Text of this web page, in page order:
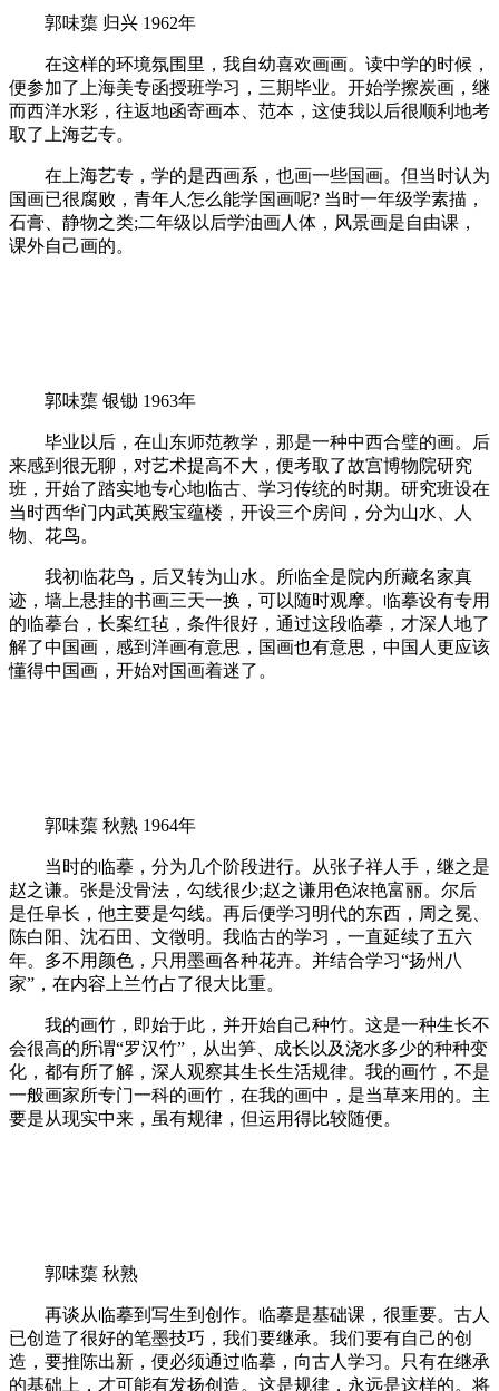
郭味蕖 归兴 1962年
在这样的环境氛围里，我自幼喜欢画画。读中学的时候，
便参加了上海美专函授班学习，三期毕业。开始学擦炭画，继
而西洋水彩，往返地函寄画本、范本，这使我以后很顺利地考
取了上海艺专。
在上海艺专，学的是西画系，也画一些国画。但当时认为
国画已很腐败，青年人怎么能学国画呢? 当时一年级学素描，
石膏、静物之类;二年级以后学油画人体，风景画是自由课，
课外自己画的。
郭味蕖 银锄 1963年
毕业以后，在山东师范教学，那是一种中西合璧的画。后
来感到很无聊，对艺术提高不大，便考取了故宫博物院研究
班，开始了踏实地专心地临古、学习传统的时期。研究班设在
当时西华门内武英殿宝蕴楼，开设三个房间，分为山水、人
物、花鸟。
我初临花鸟，后又转为山水。所临全是院内所藏名家真
迹，墙上悬挂的书画三天一换，可以随时观摩。临摹设有专用
的临摹台，长案红毡，条件很好，通过这段临摹，才深人地了
解了中国画，感到洋画有意思，国画也有意思，中国人更应该
懂得中国画，开始对国画着迷了。
郭味蕖 秋熟 1964年
当时的临摹，分为几个阶段进行。从张子祥人手，继之是
赵之谦。张是没骨法，勾线很少;赵之谦用色浓艳富丽。尔后
是任阜长，他主要是勾线。再后便学习明代的东西，周之冕、
陈白阳、沈石田、文徵明。我临古的学习，一直延续了五六
年。多不用颜色，只用墨画各种花卉。并结合学习“扬州八
家”，在内容上兰竹占了很大比重。
我的画竹，即始于此，并开始自己种竹。这是一种生长不
会很高的所谓“罗汉竹”，从出笋、成长以及浇水多少的种种变
化，都有所了解，深人观察其生长生活规律。我的画竹，不是
一般画家所专门一科的画竹，在我的画中，是当草来用的。主
要是从现实中来，虽有规律，但运用得比较随便。
郭味蕖 秋熟
再谈从临摹到写生到创作。临摹是基础课，很重要。古人
已创造了很好的笔墨技巧，我们要继承。我们要有自己的创
造，要推陈出新，便必须通过临摹，向古人学习。只有在继承
的基础上，才可能有发扬创造。这是规律，永远是这样的。将